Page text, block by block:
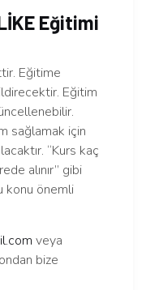
Eğitimi
Eğitime
Eğitim
sağlamak için
“Kurs kaç
alınır” gibi
konu önemli
veya
bize